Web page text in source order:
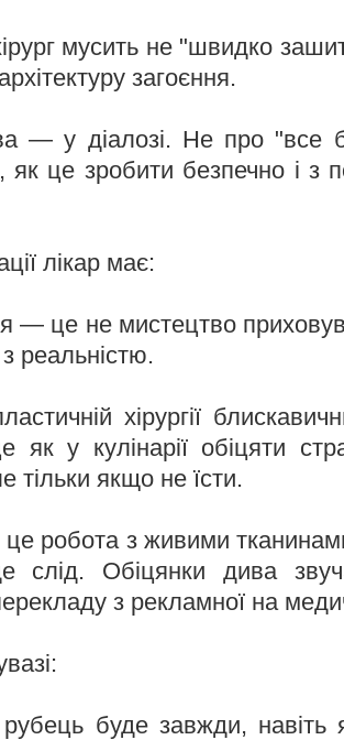
мусить не "швидко
загоєння.
— у діалозі. Не про "все
це зробити безпечно і з
лікар має:
— це не мистецтво
з реальністю.
хірургії
як у кулінарії обіцяти
тільки якщо не їсти.
робота з живими
Обіцянки дива
з рекламної на
рубець буде завжди, навіть